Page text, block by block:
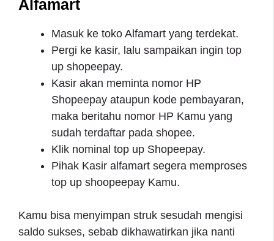
Alfamart
Masuk ke toko Alfamart yang terdekat.
Pergi ke kasir, lalu sampaikan ingin top
up shopeepay.
Kasir akan meminta nomor HP
Shopeepay ataupun kode pembayaran,
maka beritahu nomor HP Kamu yang
sudah terdaftar pada shopee.
Klik nominal top up Shopeepay.
Pihak Kasir alfamart segera memproses
top up shoopeepay Kamu.
Kamu bisa menyimpan struk sesudah mengisi
saldo sukses, sebab dikhawatirkan jika nanti